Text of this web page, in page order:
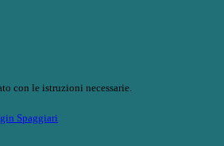
con le istruzioni necessarie.
Spaggiari